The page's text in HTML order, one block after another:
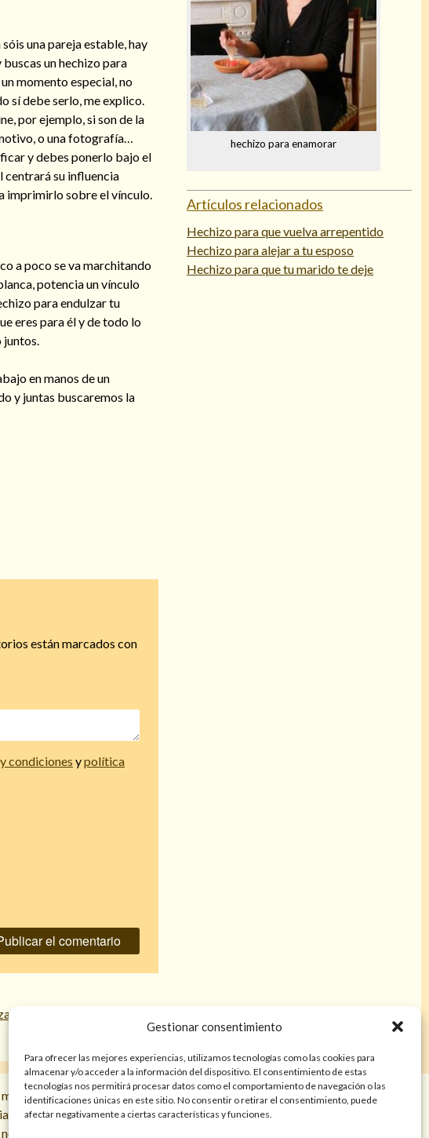
Gestionar consentimiento
Para ofrecer las mejores experiencias, utilizamos tecnologías como las cookies para
almacenar y/o acceder a la información del dispositivo. El consentimiento de estas
tecnologías nos permitirá procesar datos como el comportamiento de navegación o las
identificaciones únicas en este sitio. No consentir o retirar el consentimiento, puede
afectar negativamente a ciertas características y funciones.
una pareja estable, hay
un hechizo para
momento especial, no
sí debe serlo, me explico.
por ejemplo, si son de la
o una fotografía…
y debes ponerlo bajo el
centrará su influencia
imprimirlo sobre el vínculo.
a poco se va marchitando
potencia un vínculo
para endulzar tu
eres para él y de todo lo
en manos de un
y juntas buscaremos la
están marcados con
condiciones ypolítica
para un hombre
hechizo para enamorar
Artículos relacionados
Hechizo para que vuelva arrepentido
Hechizo para alejar a tu esposo
Hechizo para que tu marido te deje
de 18 años. Las lecturas de cartas, hechizos, amarres, endulzamientos,
y predicciones tienen finalidad de entretenimiento y/o ayuda personal. Estos
sustituyen la atención psicológica, médica, psiquiátrica, financiera o legal. El